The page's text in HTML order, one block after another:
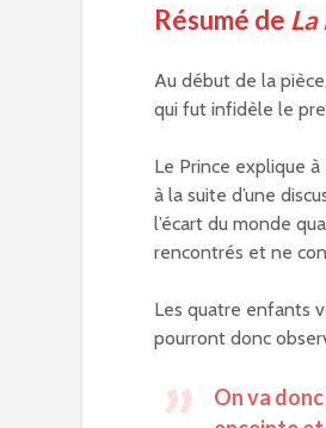
Résumé de
Au début de la
qui fut infidèle le
Le Prince explique
à la suite d’une
l’écart du monde
rencontrés et ne
Les quatre enfants
pourront donc
On va